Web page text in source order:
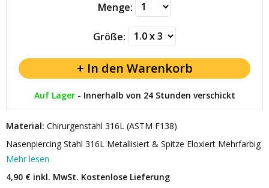
Menge:
Größe:
Auf Lager- Innerhalb von 24 Stunden verschickt
Material: Chirurgenstahl 316L (ASTM F138)
Nasenpiercing Stahl 316L Metallisiert & Spitze Eloxiert Mehrfarbig
Mehr lesen
4,90 € inkl. MwSt. Kostenlose Lieferung